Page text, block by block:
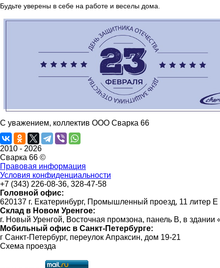
Будьте уверены в себе на работе и веселы дома.
С уважением, коллектив ООО Сварка 66
2010 - 2026
Сварка 66 ©
Правовая информация
Условия конфиденциальности
+7 (343) 226-08-36, 328-47-58
Головной офис:
620137 г. Екатеринбург, Промышленный проезд, 11 литер Е
Склад в Новом Уренгое:
г. Новый Уренгой, Восточная промзона, панель В, в
Мобильный офис в Санкт-Петербурге:
г Санкт-Петербург, переулок Апраксин, дом 19-21
Схема проезда